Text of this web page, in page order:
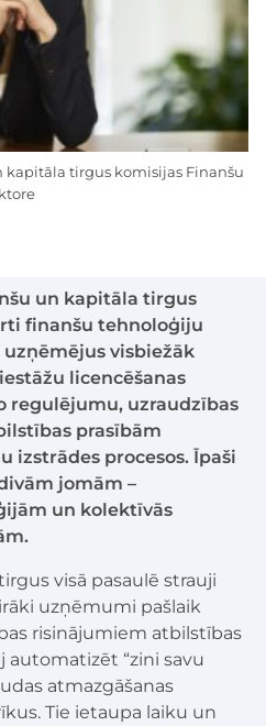
un kapitāla tirgus
finanšu tehnoloģiju
visbiežāk
licencēšanas
regulējumu, uzraudzības
prasībām
izstrādes procesos. Īpaši
jomām –
un kolektīvās
visā pasaulē strauji
uzņēmumi pašlaik
risinājumiem atbilstības
automatizēt “zini savu
atmazgāšanas
Tie ietaupa laiku un
kapitāla tirgus komisijas Finanšu